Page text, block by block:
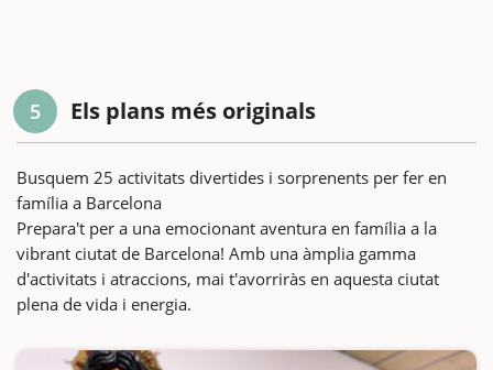
5 Els plans més originals
Busquem 25 activitats divertides i sorprenents per fer en
família a Barcelona
Prepara't per a una emocionant aventura en família a la
vibrant ciutat de Barcelona! Amb una àmplia gamma
d'activitats i atraccions, mai t'avorriràs en aquesta ciutat
plena de vida i energia.